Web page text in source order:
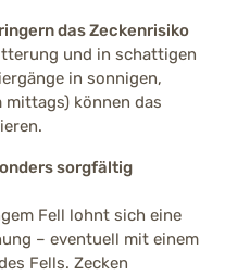
das Zeckenrisiko
und in schattigen
in sonnigen,
mittags) können das
sorgfältig
Fell lohnt sich eine
– eventuell mit einem
Fells. Zecken